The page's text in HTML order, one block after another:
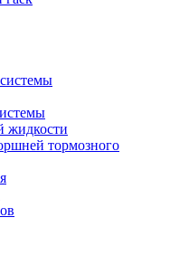
жидкости
тормозного